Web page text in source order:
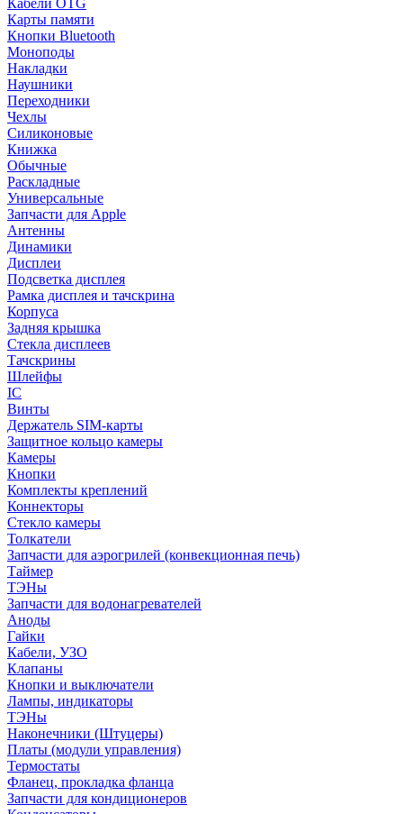
Кабели OTG
Карты памяти
Кнопки Bluetooth
Моноподы
Накладки
Наушники
Переходники
Чехлы
Силиконовые
Книжка
Обычные
Раскладные
Универсальные
Запчасти для Apple
Антенны
Динамики
Дисплеи
Подсветка дисплея
Рамка дисплея и тачскрина
Корпуса
Задняя крышка
Стекла дисплеев
Тачскрины
Шлейфы
IC
Винты
Держатель SIM-карты
Защитное кольцо камеры
Камеры
Кнопки
Комплекты креплений
Коннекторы
Стекло камеры
Толкатели
Запчасти для аэрогрилей (конвекционная печь)
Таймер
ТЭНы
Запчасти для водонагревателей
Аноды
Гайки
Кабели, УЗО
Клапаны
Кнопки и выключатели
Лампы, индикаторы
ТЭНы
Наконечники (Штуцеры)
Платы (модули управления)
Термостаты
Фланец, прокладка фланца
Запчасти для кондиционеров